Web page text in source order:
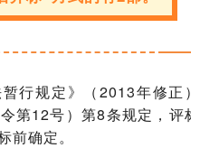
行规定》（2013年修正）
第12号）第8条规定，评标
确定。